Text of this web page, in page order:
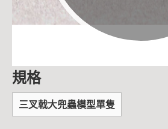
規格
三叉戟大兜蟲模型單隻